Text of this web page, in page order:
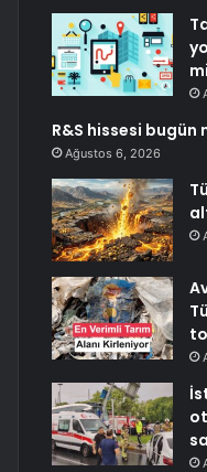
R&S hissesi bugün
Ağustos 6, 2026